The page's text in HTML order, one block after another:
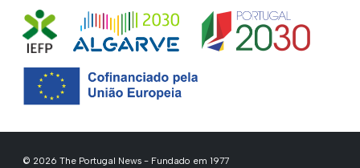
© 2026 The Portugal News - Fundado em 1977